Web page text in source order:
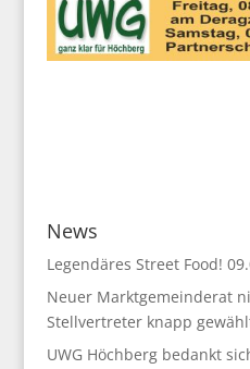
News
Legendäres Street Food!
Neuer Marktgemeinderat
Stellvertreter knapp
UWG Höchberg bedankt